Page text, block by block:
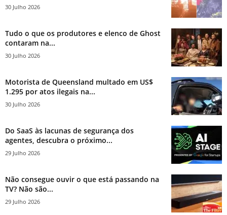
30 Julho 2026
Tudo o que os produtores e elenco de Ghost
contaram na...
30 Julho 2026
Motorista de Queensland multado em US$
1.295 por atos ilegais na...
30 Julho 2026
Do SaaS às lacunas de segurança dos
agentes, descubra o próximo...
29 Julho 2026
Não consegue ouvir o que está passando na
TV? Não são...
29 Julho 2026